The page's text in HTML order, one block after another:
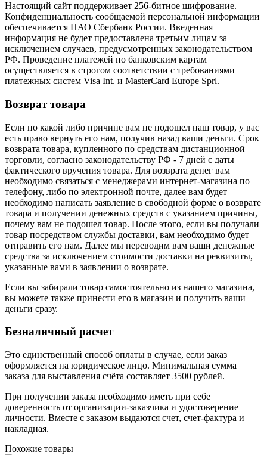
Настоящий сайт поддерживает 256-битное шифрование.
Конфиденциальность сообщаемой персональной информации
обеспечивается ПАО Сбербанк России. Введенная
информация не будет предоставлена третьим лицам за
исключением случаев, предусмотренных законодательством
РФ. Проведение платежей по банковским картам
осуществляется в строгом соответствии с требованиями
платежных систем Visa Int. и MasterCard Europe Sprl.
Возврат товара
Если по какой либо причине вам не подошел наш товар, у вас
есть право вернуть его нам, получив назад ваши деньги. Срок
возврата товара, купленного по средствам дистанционной
торговли, согласно законодательству РФ - 7 дней с даты
фактического вручения товара. Для возврата денег вам
необходимо связаться с менеджерами интернет-магазина по
телефону, либо по электронной почте, далее вам будет
необходимо написать заявление в свободной форме о возврате
товара и получении денежных средств с указанием причины,
почему вам не подошел товар. После этого, если вы получали
товар посредством службы доставки, вам необходимо будет
отправить его нам. Далее мы переводим вам ваши денежные
средства за исключением стоимости доставки на реквизиты,
указанные вами в заявлении о возврате.
Если вы забирали товар самостоятельно из нашего магазина,
вы можете также принести его в магазин и получить ваши
деньги сразу.
Безналичный расчет
Это единственный способ оплаты в случае, если заказ
оформляется на юридическое лицо. Минимальная сумма
заказа для выставления счёта составляет 3500 рублей.
При получении заказа необходимо иметь при себе
доверенность от организации-заказчика и удостоверение
личности. Вместе с заказом выдаются счет, счет-фактура и
накладная.
Похожие товары